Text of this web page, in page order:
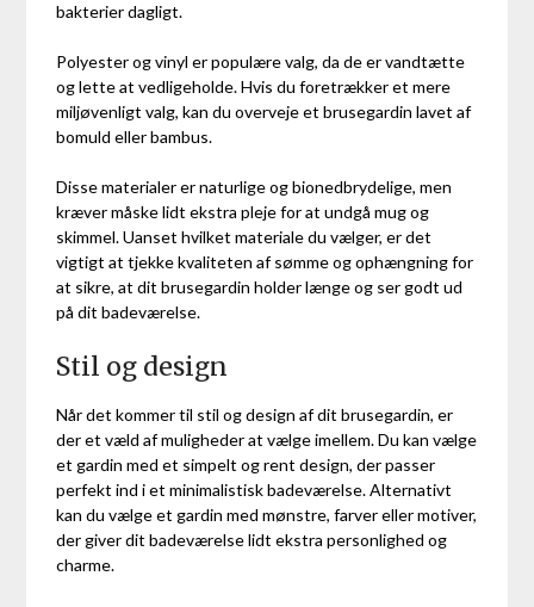
bakterier dagligt.
Polyester og vinyl er populære valg, da de er vandtætte
og lette at vedligeholde. Hvis du foretrækker et mere
miljøvenligt valg, kan du overveje et brusegardin lavet af
bomuld eller bambus.
Disse materialer er naturlige og bionedbrydelige, men
kræver måske lidt ekstra pleje for at undgå mug og
skimmel. Uanset hvilket materiale du vælger, er det
vigtigt at tjekke kvaliteten af sømme og ophængning for
at sikre, at dit brusegardin holder længe og ser godt ud
på dit badeværelse.
Stil og design
Når det kommer til stil og design af dit brusegardin, er
der et væld af muligheder at vælge imellem. Du kan vælge
et gardin med et simpelt og rent design, der passer
perfekt ind i et minimalistisk badeværelse. Alternativt
kan du vælge et gardin med mønstre, farver eller motiver,
der giver dit badeværelse lidt ekstra personlighed og
charme.